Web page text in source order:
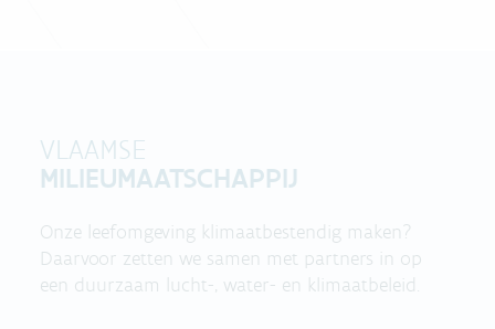
VLAAMSE
MILIEUMAATSCHAPPIJ
Onze leefomgeving klimaatbestendig maken?
Daarvoor zetten we samen met partners in op
een duurzaam lucht-, water- en klimaatbeleid.